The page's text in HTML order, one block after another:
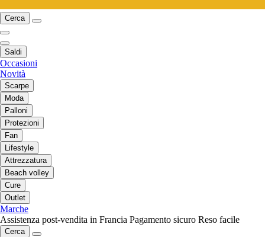
Cerca
Saldi
Occasioni
Novità
Scarpe
Moda
Palloni
Protezioni
Fan
Lifestyle
Attrezzatura
Beach volley
Cure
Outlet
Marche
Assistenza post-vendita in Francia Pagamento sicuro Reso facile
Cerca